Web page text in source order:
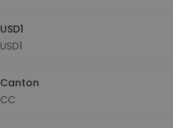
USD1
USD1
Canton
CC